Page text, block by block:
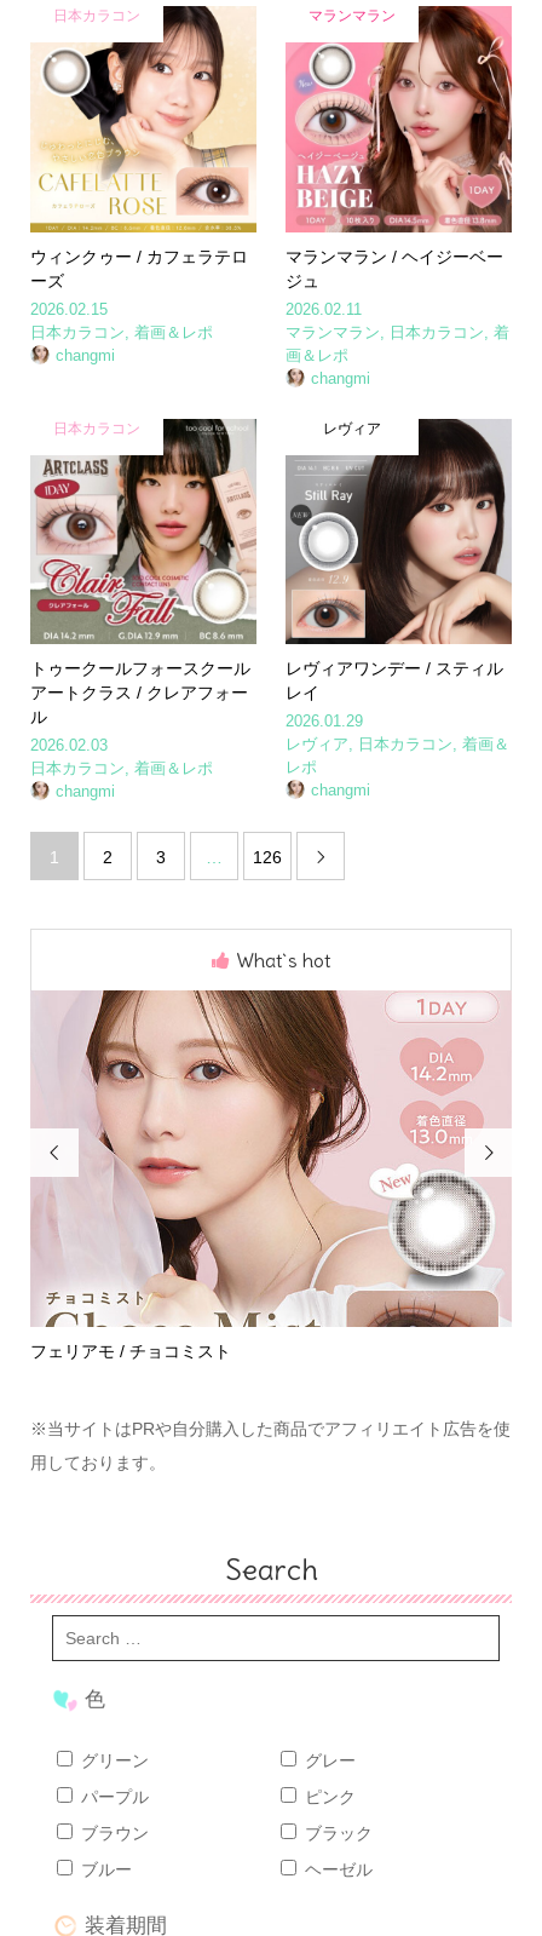
日本カラコン
ウィンクゥー / カフェラテロ
ーズ
2026.02.15
日本カラコン 着画＆レポ
changmi
マランマラン
マランマラン / ヘイジーベー
ジュ
2026.02.11
マランマラン
日本カラコン ,着
画＆レポ
changmi
日本カラコン
トゥークールフォースクール
アートクラス / クレアフォー
ル
2026.02.03
日本カラコン, 着画＆レポ
changmi
レヴィア
レヴィアワンデー / スティル
レイ
2026.01.29
レヴィア, 日本カラコン,着画＆
レポ
changmi
1 2 3 … 126 
What`s hot

フェリアモ / チョコミスト

※当サイトはPRや自分購入した商品でアフィリエイト広告を使
用しております。
Search
色
グリーン
グレー
パープル
ピンク
ブラウン
ブラック
ブルー
ヘーゼル
装着期間